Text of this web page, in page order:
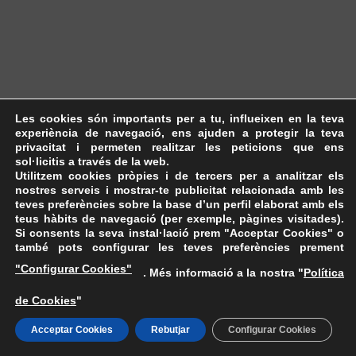
Les cookies són importants per a tu, influeixen en la teva
experiència de navegació, ens ajuden a protegir la teva
privacitat i permeten realitzar les peticions que ens
sol·licitis a través de la web.
Utilitzem cookies pròpies i de tercers per a analitzar els
nostres serveis i mostrar-te publicitat relacionada amb les
teves preferències sobre la base d’un perfil elaborat amb els
teus hàbits de navegació (per exemple, pàgines visitades).
Si consents la seva instal·lació prem "Acceptar Cookies" o
també pots configurar les teves preferències prement
"Configurar Cookies"
. Més informació a la nostra "Política
de Cookies"
Acceptar Cookies Rebutjar Configurar Cookies